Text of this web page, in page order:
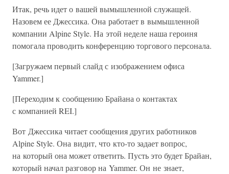
Итак, речь идет о вашей вымышленной служащей.
Назовем ее Джессика. Она работает в вымышленной
компании Alpine Style. На этой неделе наша героиня
помогала проводить конференцию торгового персонала.
[Загружаем первый слайд с изображением офиса
Yammer.]
[Переходим к сообщению Брайана о контактах
с компанией REI.]
Вот Джессика читает сообщения других работников
Alpine Style. Она видит, что кто-то задает вопрос,
на который она может ответить. Пусть это будет Брайан,
который начал разговор на Yammer. Он не знает,